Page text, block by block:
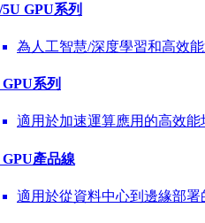
GPU系列
為人工智慧/深度學習和高效
系列
適用於加速運算應用的高效能
GPU產品線
適用於從資料中心到邊緣部署